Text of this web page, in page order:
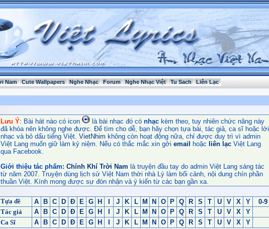
Nam Cute Wallpapers Nghe Nhạc Forum Nghe Nhạc Việt Tu Sach Liên Lạc
Lưu Ý: Bài hát nào có icon là bài nhạc đó có nhạc kèm theo, tuy nhiên chức năng này
đã khóa nên không nghe được. Để tìm cho dễ, bạn hãy chọn tựa bài, tác giả, ca sĩ hoặc lời
nhạc và bỏ dấu tiếng Việt. VietNhim không còn hoạt động nữa, chỉ được duy trì vì admin
Việt Lang muốn giữ làm kỷ niệm. Nếu có thắc mắc xin gởi email hoặc liên lạc Việt Lang
qua Facebook.
Giới thiệu tác phẩm: Chính Khí Trời Nam là truyện đầu tay do admin Việt Lang sáng tác
từ năm 2007. Truyện dùng lịch sử Việt Nam thời nhà Lý làm bối cảnh, nội dung chín phần
thuần Việt. Kính mong được sự đón nhận và ý kiến từ các bạn gần xa.
Tựa đề A B C D Đ E G H J K L M N O P Q R S T U V X Y
0-9
Tác giả
A B C D Đ E G H J K L M N O P Q R S T U V X
Y
Ca Sĩ
A B C D Đ E G H J K L M N O P Q R S T U V X Y